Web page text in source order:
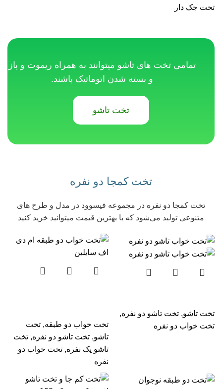
تخت جک دار
تمامی تخت های تاشو میتوانند به همراه ریموت و باز
و بسته شدن اتوماتیک باشند.
تخت تاشو
تخت کمجا دو نفره
تخت‌ کمجا دو نفره در مجموعه فیسوود در مدل و طرح‌ های
متنوعی تولید می‌شود که با بهترین قیمت میتوانید خرید کنید
تخت تاشو, تخت تاشو دو نفره,
تخت خواب دو نفره
تخت خواب دو طبقه, تخت
تاشو, تخت تاشو دو نفره, تخت
تاشو یک نفره, تخت خواب دو
نفره